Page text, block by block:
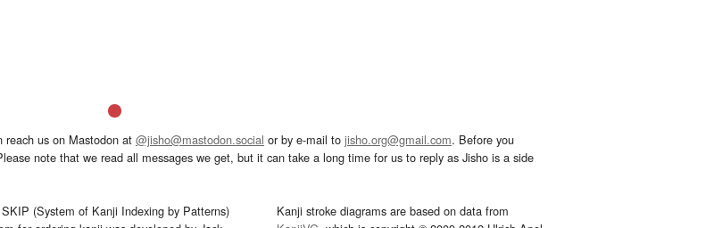
reach us on Mastodon at @jisho@mastodon.social or by e-mail to jisho.org@gmail.com. Before you
note that we read all messages we get, but it can take a long time for us to reply as Jisho is a side
(System of Kanji Indexing by Patterns)
Kanji stroke diagrams are based on data from